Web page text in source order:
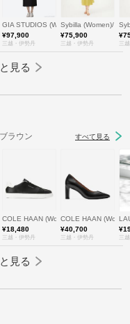
ゥモローランド
ルックス ブラザーズ
GIA STUDIOS (Women)/ジア ストゥデ
¥97,900
三越・伊勢丹
Sybilla (Women)/シビ
¥75,900
三越・伊勢丹 三
見る
ラウン すべて見る
コール ハーン
COLE HAAN (Women)/コール ハーン
¥18,480
三越・伊勢丹
COLE HAAN
¥40,700
三越・伊勢丹 三
見る